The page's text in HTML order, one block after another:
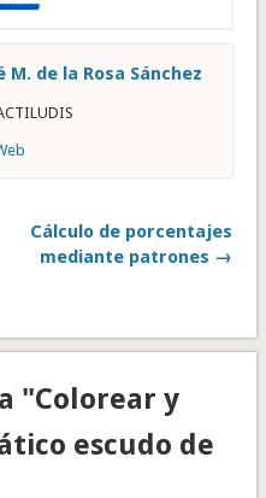
M. de la Rosa Sánchez
Cálculo de porcentajes
mediante patrones →
"Colorear y
escudo de